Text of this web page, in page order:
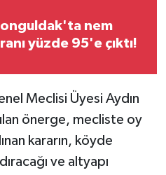
nem
yüzde 95'e çıktı!
Meclisi Üyesi Aydın
önerge, mecliste oy
kararın, köyde
ve altyapı